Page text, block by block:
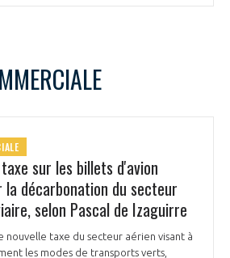
sur les billets d'avion
décarbonation du secteur
selon Pascal de Izaguirre
nouvelle taxe du secteur aérien visant à
les modes de transports verts,